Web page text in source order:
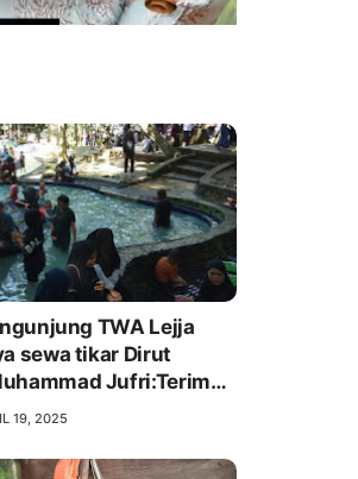
TWA Lejja
sewa tikar Dirut
Jufri:Terima
19, 2025